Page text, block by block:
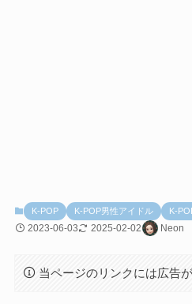
K-POP K-POP男性アイドル K-
2023-06-03 2025-02-02 Neon
当ページのリンクには広告